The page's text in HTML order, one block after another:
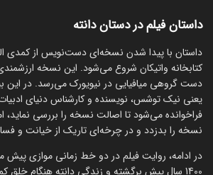
داستان فیلم در دستان دانته
داستان با پیدا شدن نسخه‌ای دست‌نویس از کمدی
کتابخانه واتیکان شروع می‌شود. این نسخه ارزشمندی
دست گروهی میافیایی در نیویورک می‌رسد. در
یعنی نیک توشس، نویسنده و کارشناس دنیای
فراخوانده می‌شود تا اصالت نسخه را بررسی نماید،
نسخه را بدزدد و در چرخه‌ای تاریک از خیانت و
در ادامه، روایت فیلم در دو خط زمانی موازی پیش
1400 سال پیش برگشته و زندگی دانته هنگام خلق